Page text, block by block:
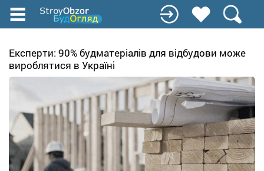
Перейти
до
вмісту
Експерти: 90% будматеріалів для відбудови може
вироблятися в Україні